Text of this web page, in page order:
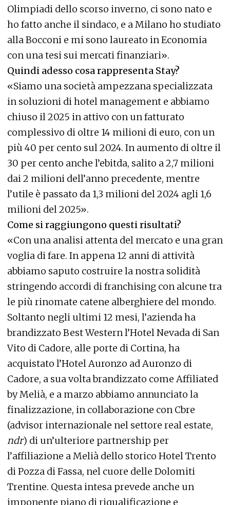
Olimpiadi dello scorso inverno, ci sono nato e
ho fatto anche il sindaco, e a Milano ho studiato
alla Bocconi e mi sono laureato in Economia
con una tesi sui mercati finanziari».
Quindi adesso cosa rappresenta Stay?
«Siamo una società ampezzana specializzata
in soluzioni di hotel management e abbiamo
chiuso il 2025 in attivo con un fatturato
complessivo di oltre 14 milioni di euro, con un
più 40 per cento sul 2024. In aumento di oltre il
30 per cento anche l’ebitda, salito a 2,7 milioni
dai 2 milioni dell’anno precedente, mentre
l’utile è passato da 1,3 milioni del 2024 agli 1,6
milioni del 2025».
Come si raggiungono questi risultati?
«Con una analisi attenta del mercato e una gran
voglia di fare. In appena 12 anni di attività
abbiamo saputo costruire la nostra solidità
stringendo accordi di franchising con alcune tra
le più rinomate catene alberghiere del mondo.
Soltanto negli ultimi 12 mesi, l’azienda ha
brandizzato Best Western l’Hotel Nevada di San
Vito di Cadore, alle porte di Cortina, ha
acquistato l’Hotel Auronzo ad Auronzo di
Cadore, a sua volta brandizzato come Affiliated
by Melià, e a marzo abbiamo annunciato la
finalizzazione, in collaborazione con Cbre
(advisor internazionale nel settore real estate,
ndr) di un’ulteriore partnership per
l’affiliazione a Melià dello storico Hotel Trento
di Pozza di Fassa, nel cuore delle Dolomiti
Trentine. Questa intesa prevede anche un
imponente piano di riqualificazione e